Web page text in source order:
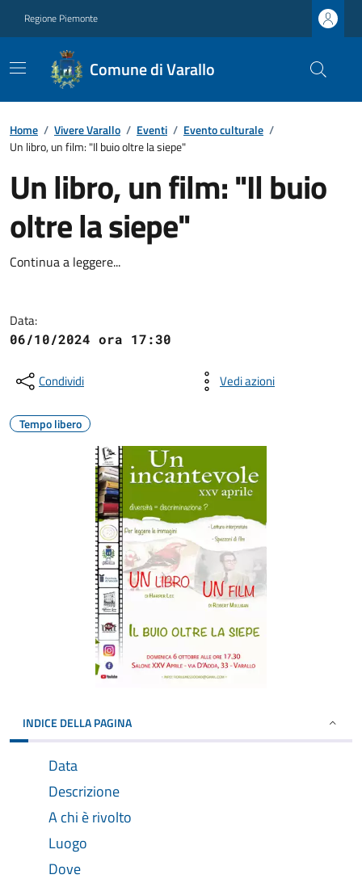
Regione Piemonte
Comune di Varallo
Home / Vivere Varallo / Eventi / Evento culturale /
Un libro, un film: "Il buio oltre la siepe"
Un libro, un film: "Il buio
oltre la siepe"
Continua a leggere...
Data:
06/10/2024 ora 17:30
Condividi Vedi azioni
Tempo libero
INDICE DELLA PAGINA
Data
Descrizione
A chi è rivolto
Luogo
Dove